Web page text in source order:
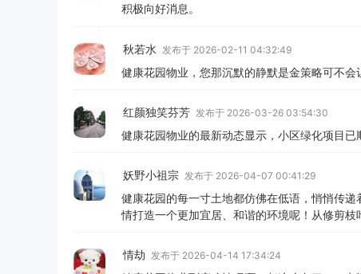
积极向好消息。
秋若水 发布于 2026-02-11 04:32:49
健康花园物业，您那沉默的静默是金策略可不
红颜独笑芬芳 发布于 2026-03-26 03:54:30
健康花园物业的最新动态显示，小区绿化项目
妖野小祖宗 发布于 2026-04-07 00:41:29
健康花园的每一寸土地都仿佛在低语，悄悄传
情打造一个更加宜居、和谐的环境呢！从修剪
情劫 发布于 2026-04-14 17:34:24